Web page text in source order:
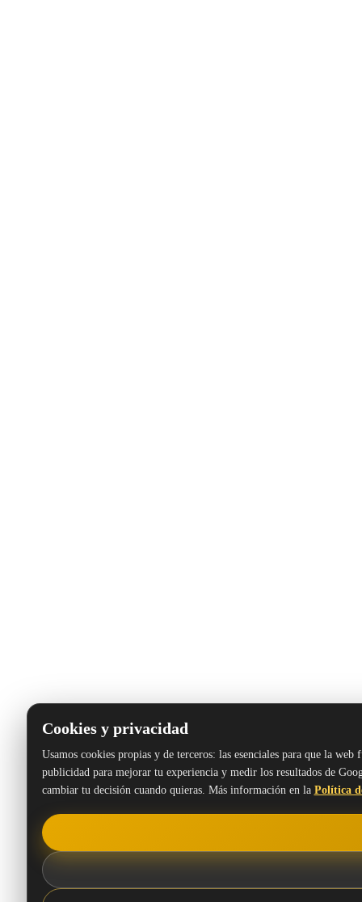
Cookies y privacidad
Usamos cookies propias y de terceros: las esenciales para que la
publicidad para mejorar tu experiencia y medir los resultados de
cambiar tu decisión cuando quieras. Más información en la Política